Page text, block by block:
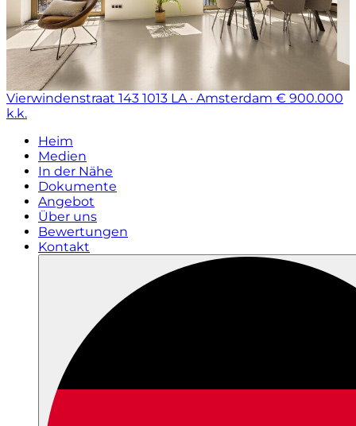
Vierwindenstraat 143 1013 LA · Amsterdam € 900.000
k.k.
Heim
Medien
In der Nähe
Dokumente
Angebot
Über uns
Bewertungen
Kontakt